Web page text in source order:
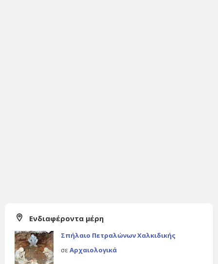
Ενδιαφέροντα μέρη
Σπήλαιο Πετραλώνων Χαλκιδικής
σε Αρχαιολογικά